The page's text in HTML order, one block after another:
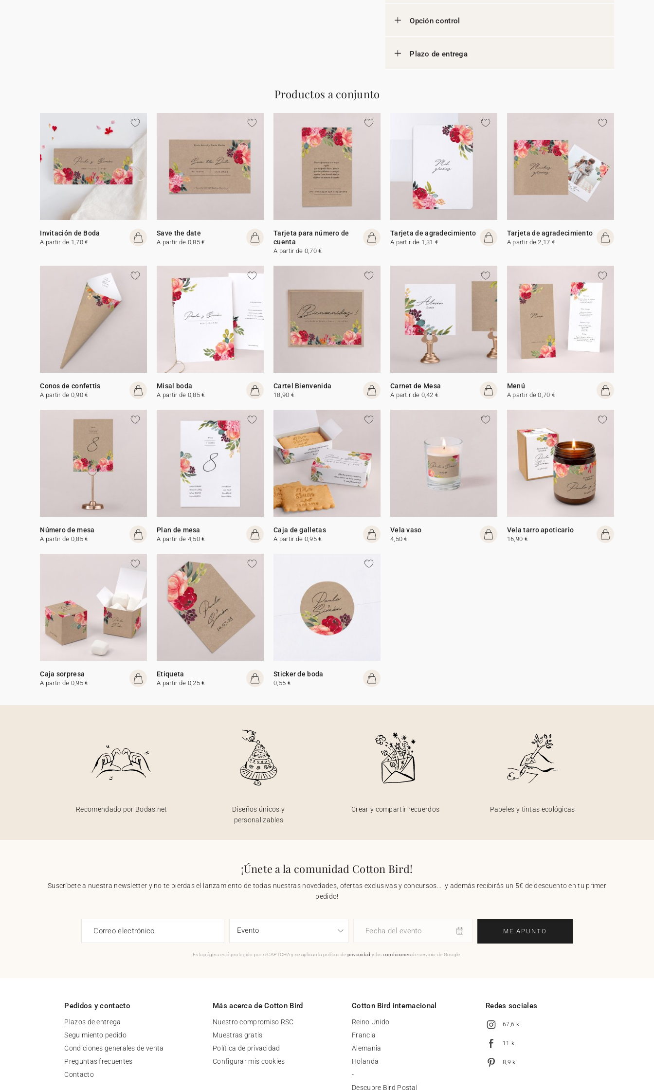
Opción control
Plazo de entrega
Productos a conjunto
Invitación de Boda
A partir de 1,70 €
Save the date
A partir de 0,85 €
Tarjeta para número de
cuenta
A partir de 0,70 €
Tarjeta de agradecimiento
A partir de 1,31 €
Tarjeta de agradecimiento
A partir de 2,17 €
Conos de confettis
A partir de 0,90 €
Misal boda
A partir de 0,85 €
Cartel Bienvenida
18,90 €
Carnet de Mesa
A partir de 0,42 €
Menú
A partir de 0,70 €
Número de mesa
A partir de 0,85 €
Plan de mesa
A partir de 4,50 €
Caja de galletas
A partir de 0,95 €
Vela vaso
4,50 €
Vela tarro apoticario
16,90 €
Caja sorpresa
A partir de 0,95 €
Etiqueta
A partir de 0,25 €
Sticker de boda
0,55 €
Recomendado por Bodas.net
Diseños únicos y
personalizables
Crear y compartir recuerdos Papeles y tintas ecológicas
¡Únete a la comunidad Cotton Bird!
Suscríbete a nuestra newsletter y no te pierdas el lanzamiento de todas nuestras novedades, ofertas exclusivas y concursos... ¡y además recibirás un 5€ de descuento en tu primer
pedido!
Correo electrónico Fecha del evento ME APUNTO
Esta página está protegido por reCAPTCHA y se aplican la política de privacidad y las condicionesde servicio de Google.
Pedidos y contacto
Plazos de entrega
Seguimiento pedido
Condiciones generales de venta
Preguntas frecuentes
Contacto
Más acerca de Cotton Bird
Nuestro compromiso RSC
Muestras gratis
Política de privacidad
Configurar mis cookies
Cotton Bird internacional
Reino Unido
Francia
Alemania
Holanda
-
Descubre Bird Postal
Redes sociales
67,6 k
11 k
8,9 k